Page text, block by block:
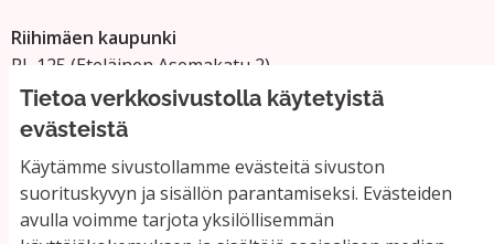
Tietoa verkkosivustolla käytetyistä
evästeistä
Käytämme sivustollamme evästeitä sivuston
suorituskyvyn ja sisällön parantamiseksi. Evästeiden
avulla voimme tarjota yksilöllisemmän
Riihimäen kaupunki
PL 125 (Eteläinen Asemakatu 2)
11101 Riihimäki
Vaihde: 019 758 4000
Sähköpostiosoitteet:
etunimi.sukunimi@riihimaki.fi